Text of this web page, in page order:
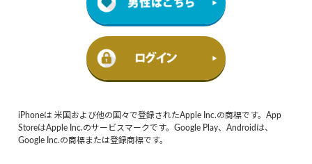
iPhoneは 米国および他の国々で登録されたApple Inc.の商標です。App
StoreはApple Inc.のサービスマークです。Google Play、Androidは、
Google Inc.の商標または登録商標です。